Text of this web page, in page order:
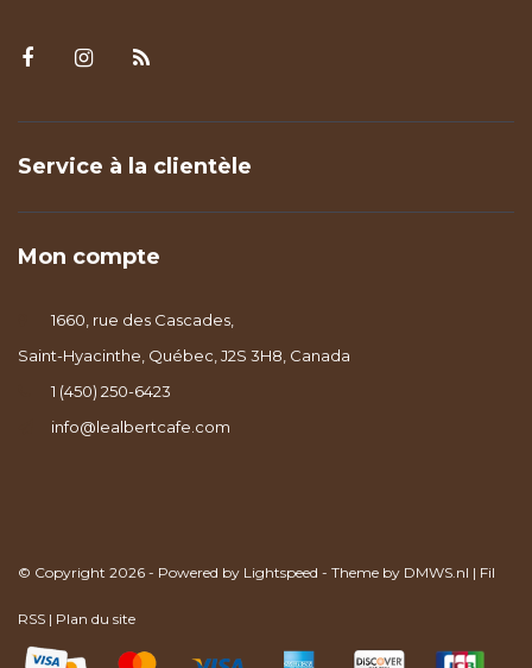
Service à la clientèle
Mon compte
1660, rue des Cascades,
Saint-Hyacinthe, Québec, J2S 3H8, Canada
1 (450) 250-6423
info@lealbertcafe.com
© Copyright 2026 - Powered by Lightspeed - Theme by DMWS.nl | Fil
RSS | Plan du site